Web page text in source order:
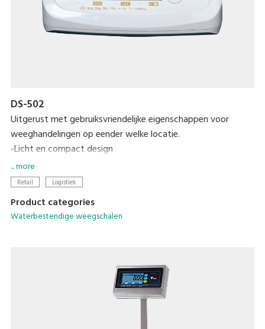
DS-502
Uitgerust met gebruiksvriendelijke eigenschappen voor
weeghandelingen op eender welke locatie.
-Licht en compact design
-IP65 bescherming
-6-cijfer LCD-scherm
... more
Retail Logistiek
Product categories
Waterbestendige weegschalen